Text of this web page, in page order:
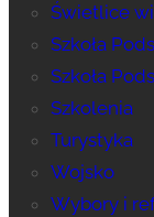
Świetlice
Szkoła
Szkoła
Szkolenia
Turystyka
Wojsko
Wybory i